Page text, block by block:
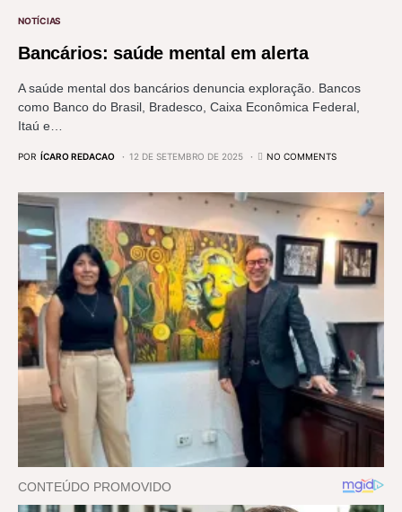
NOTÍCIAS
Bancários: saúde mental em alerta
A saúde mental dos bancários denuncia exploração. Bancos
como Banco do Brasil, Bradesco, Caixa Econômica Federal,
Itaú e…
POR ÍCARO REDACAO 12 DE SETEMBRO DE 2025 NO COMMENTS